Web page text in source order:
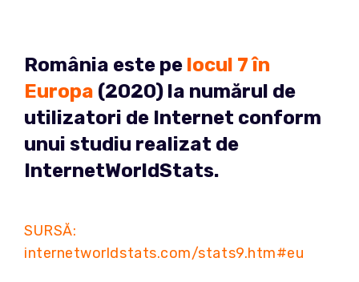
România este pe locul 7 în
Europa (2020) la numărul de
utilizatori de Internet conform
unui studiu realizat de
InternetWorldStats.
SURSĂ:
internetworldstats.com/stats9.htm#eu